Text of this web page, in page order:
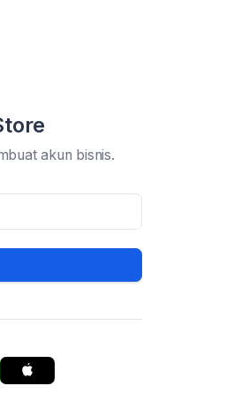
akun bisnis.